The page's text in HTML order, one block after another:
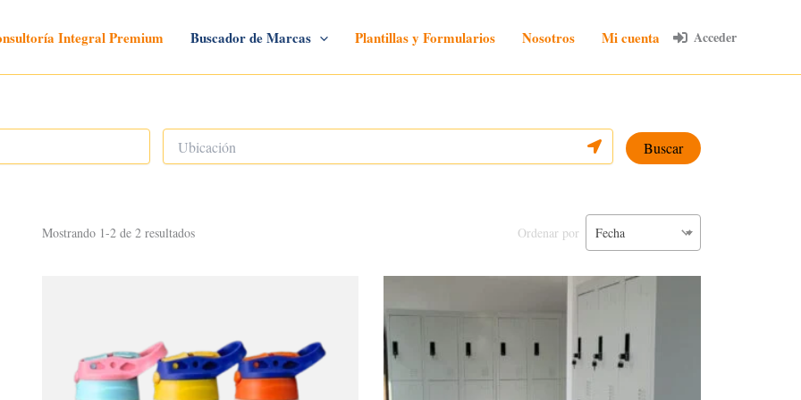
Integral Premium Buscador de Marcas Plantillas y Formularios Nosotros Mi cuenta Acceder
Buscar
Mostrando 1-2 de 2 resultados Ordenar por Fecha